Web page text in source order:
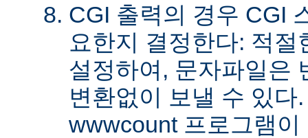
CGI 출력의 경우 CGI
요한지 결정한다: 적
설정하여, 문자파일은
변환없이 보낼 수 있다
wwwcount 프로그램